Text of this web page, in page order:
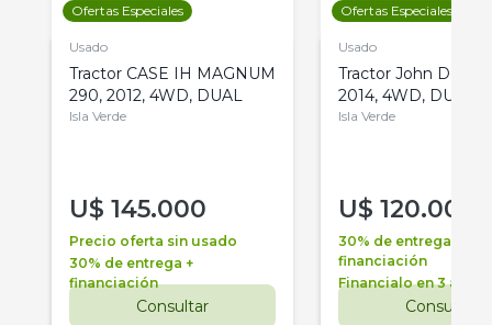
Ofertas Especiales
Usado
Tractor CASE IH MAGNUM
290, 2012, 4WD, DUAL
Isla Verde
U$ 145.000
Precio oferta sin usado
30% de entrega +
financiación
Consultar
Ofertas Especiales
Usado
Tractor John Deere
2014, 4WD, DUAL
Isla Verde
U$ 120.000
30% de entrega +
financiación
Financialo en 3 años
Consultar